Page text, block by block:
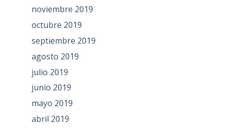
noviembre 2019
octubre 2019
septiembre 2019
agosto 2019
julio 2019
junio 2019
mayo 2019
abril 2019